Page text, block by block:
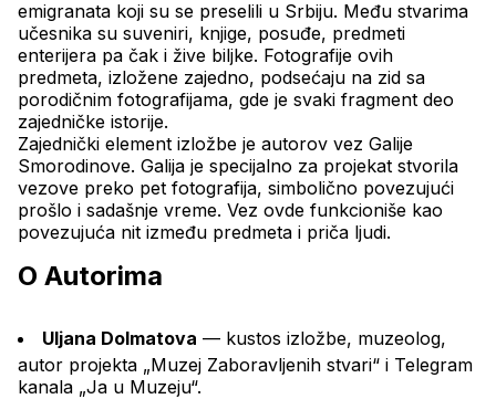
emigranata koji su se preselili u Srbiju. Među stvarima
učesnika su suveniri, knjige, posuđe, predmeti
enterijera pa čak i žive biljke. Fotografije ovih
predmeta, izložene zajedno, podsećaju na zid sa
porodičnim fotografijama, gde je svaki fragment deo
zajedničke istorije.
Zajednički element izložbe je autorov vez Galije
Smorodinove. Galija je specijalno za projekat stvorila
vezove preko pet fotografija, simbolično povezujući
prošlo i sadašnje vreme. Vez ovde funkcioniše kao
povezujuća nit između predmeta i priča ljudi.
O Autorima
Uljana Dolmatova — kustos izložbe, muzeolog,
autor projekta „Muzej Zaboravljenih stvari“ i Telegram
kanala „Ja u Muzeju“.